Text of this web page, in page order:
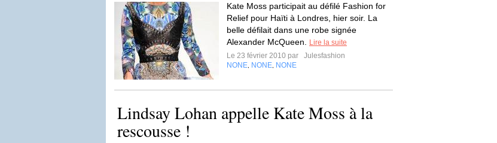
Kate Moss participait au défilé Fashion for
Relief pour Haïti à Londres, hier soir. La
belle défilait dans une robe signée
Alexander McQueen.
Lire la suite
Le 23 février 2010 par
Julesfashion
NONE NONE NONE
Lindsay Lohan appelle Kate Moss à la
rescousse !